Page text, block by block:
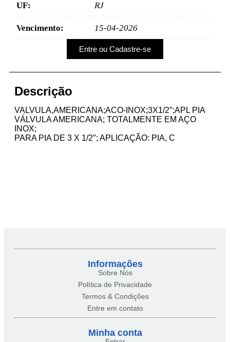
UF: RJ
Vencimento: 15-04-2026
Entre ou Cadastre-se
Descrição
VALVULA,AMERICANA;ACO-INOX;3X1/2″;APL PIA
VÁLVULA AMERICANA; TOTALMENTE EM AÇO
INOX;
PARA PIA DE 3 X 1/2″; APLICAÇÃO: PIA, C
Informações
Sobre Nós
Política de Privacidade
Termos & Condições
Entre em contato
Minha conta​